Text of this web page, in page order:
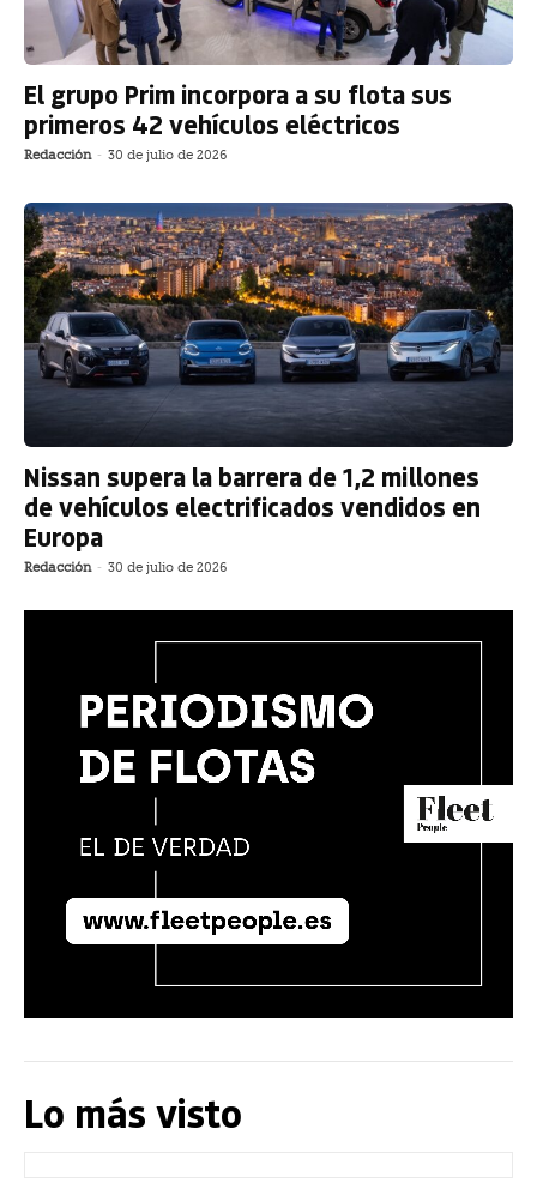
El grupo Prim incorpora a su flota sus
primeros 42 vehículos eléctricos
Redacción - 30 de julio de 2026
Nissan supera la barrera de 1,2 millones
de vehículos electrificados vendidos en
Europa
Redacción - 30 de julio de 2026
Lo más visto